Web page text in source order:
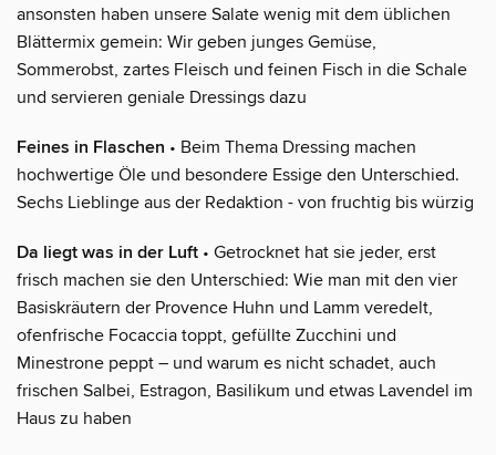
ansonsten haben unsere Salate wenig mit dem üblichen
Blättermix gemein: Wir geben junges Gemüse,
Sommerobst, zartes Fleisch und feinen Fisch in die Schale
und servieren geniale Dressings dazu
Feines in Flaschen • Beim Thema Dressing machen
hochwertige Öle und besondere Essige den Unterschied.
Sechs Lieblinge aus der Redaktion - von fruchtig bis würzig
Da liegt was in der Luft • Getrocknet hat sie jeder, erst
frisch machen sie den Unterschied: Wie man mit den vier
Basiskräutern der Provence Huhn und Lamm veredelt,
ofenfrische Focaccia toppt, gefüllte Zucchini und
Minestrone peppt – und warum es nicht schadet, auch
frischen Salbei, Estragon, Basilikum und etwas Lavendel im
Haus zu haben